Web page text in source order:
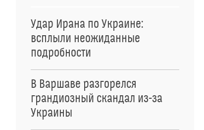
Удар Ирана по Украине:
всплыли неожиданные
подробности
В Варшаве разгорелся
грандиозный скандал из-за
Украины